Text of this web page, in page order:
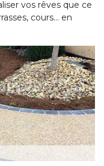
vos rêves que ce
cours… en